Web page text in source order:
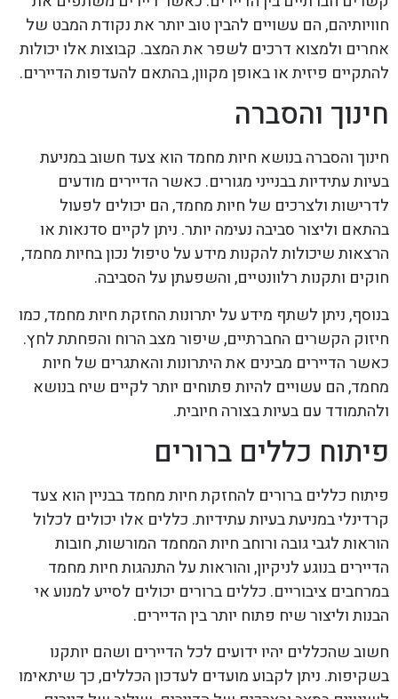
חוויותיהם, הם עשויים להבין טוב יותר את נקודת המבט של
אחרים ולמצוא דרכים לשפר את המצב. קבוצות אלו יכולות
להתקיים פיזית או באופן מקוון, בהתאם להעדפות הדיירים.
חינוך והסברה
חינוך והסברה בנושא חיות מחמד הוא צעד חשוב במניעת
בעיות עתידיות בבנייני מגורים. כאשר הדיירים מודעים
לדרישות ולצרכים של חיות מחמד, הם יכולים לפעול
בהתאם וליצור סביבה נעימה יותר. ניתן לקיים סדנאות או
הרצאות שיכולות להקנות מידע על טיפול נכון בחיות מחמד,
חוקים ותקנות רלוונטיים, והשפעתן על הסביבה.
בנוסף, ניתן לשתף מידע על יתרונות החזקת חיות מחמד, כמו
חיזוק הקשרים החברתיים, שיפור מצב הרוח והפחתת לחץ.
כאשר הדיירים מבינים את היתרונות והאתגרים של חיות
מחמד, הם עשויים להיות פתוחים יותר לקיים שיח בנושא
ולהתמודד עם בעיות בצורה חיובית.
פיתוח כללים ברורים
פיתוח כללים ברורים להחזקת חיות מחמד בבניין הוא צעד
קרדינלי במניעת בעיות עתידיות. כללים אלו יכולים לכלול
הוראות לגבי גובה ורוחב חיות המחמד המורשות, חובות
הדיירים בנוגע לניקיון, והוראות על התנהגות חיות מחמד
במרחבים ציבוריים. כללים ברורים יכולים לסייע למנוע אי
הבנות וליצור שיח פתוח יותר בין הדיירים.
חשוב שהכללים יהיו ידועים לכל הדיירים ושהם יותקנו
בשקיפות. ניתן לקבוע מועדים לעדכון הכללים, כך שיתאימו